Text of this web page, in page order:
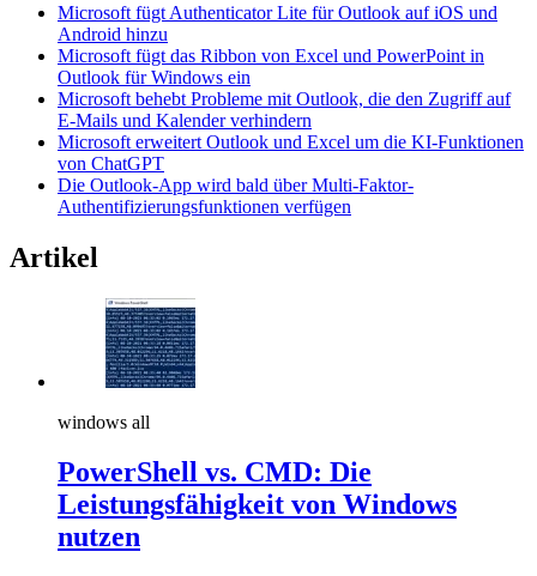
Microsoft fügt Authenticator Lite für Outlook auf iOS und
Android hinzu
Microsoft fügt das Ribbon von Excel und PowerPoint in
Outlook für Windows ein
Microsoft behebt Probleme mit Outlook, die den Zugriff auf
E-Mails und Kalender verhindern
Microsoft erweitert Outlook und Excel um die KI-Funktionen
von ChatGPT
Die Outlook-App wird bald über Multi-Faktor-
Authentifizierungsfunktionen verfügen
Artikel
windows all
PowerShell vs. CMD: Die
Leistungsfähigkeit von Windows
nutzen